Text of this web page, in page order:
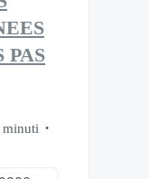
PAS
minuti